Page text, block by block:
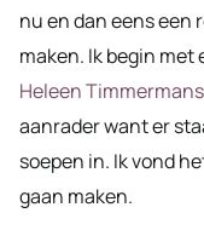
nu en dan eens een
maken. Ik begin met
Heleen Timmermans
aanrader want er
soepen in. Ik vond
gaan maken.